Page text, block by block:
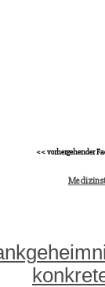
<< vorhergehender